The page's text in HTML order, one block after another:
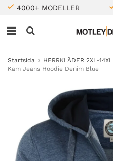
4000+ MODELLER
Startsida HERRKLÄDER 2XL-14XL
Kam Jeans Hoodie Denim Blue